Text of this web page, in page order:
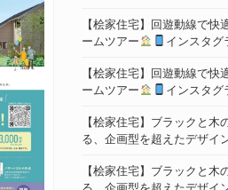
【桧家住宅】回遊動線で快
ームツアー
インスタグ
【桧家住宅】回遊動線で快
ームツアー
インスタグ
【桧家住宅】ブラックと木
る、企画型を超えたデザイ
【桧家住宅】ブラックと木